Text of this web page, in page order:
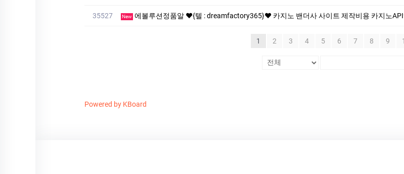
35527 New 에볼루션정품알 ❤️{텔 : dreamfactory365}❤️ 카지노 밴더사 사이트 제작비용 카지노API
1 2 3 4 5 6 7 8 9
Powered by KBoard